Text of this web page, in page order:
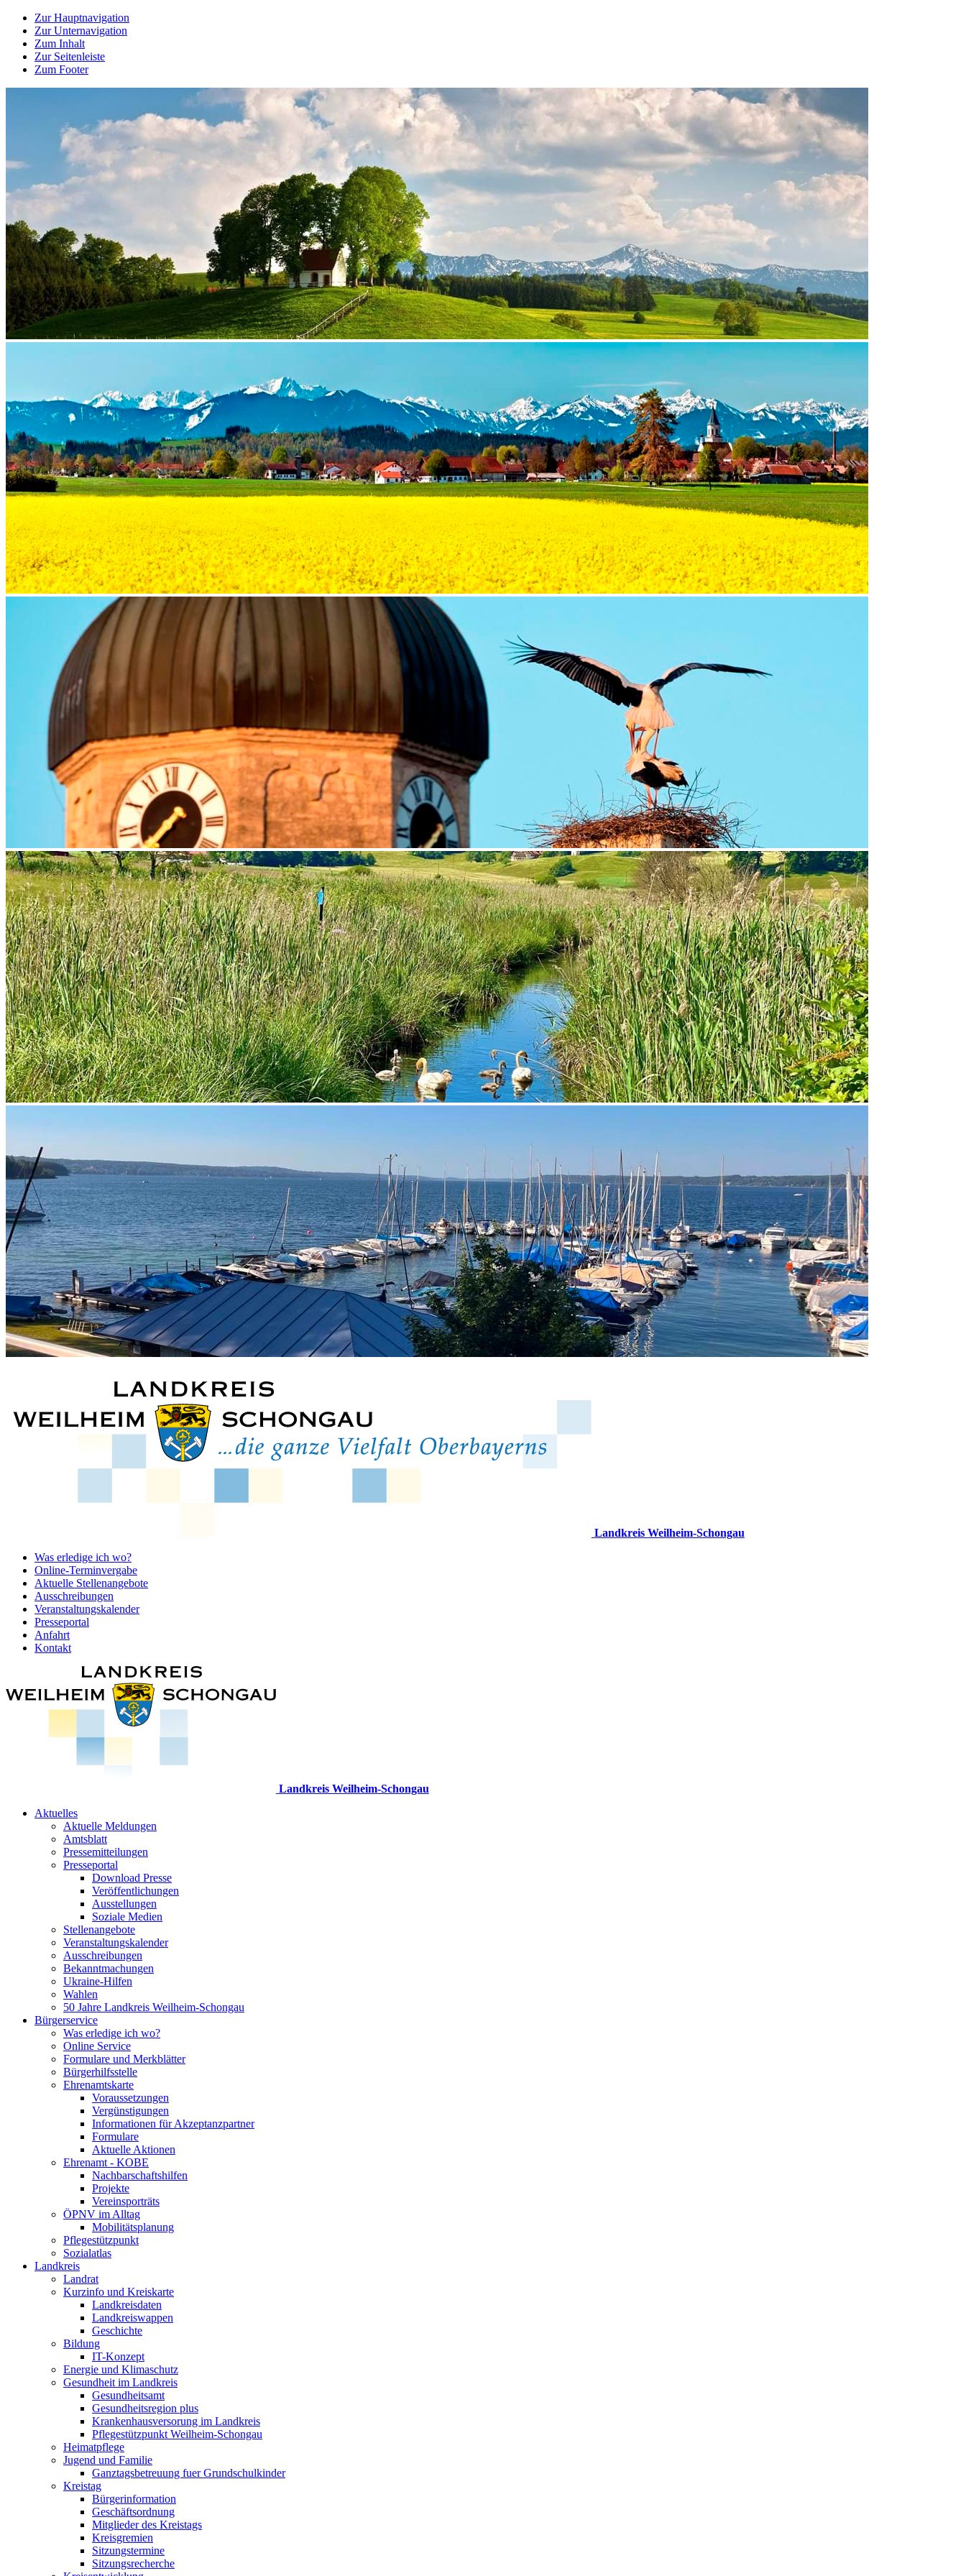
Zur Hauptnavigation
Zur Unternavigation
Zum Inhalt
Zur Seitenleiste
Zum Footer
Landkreis Weilheim-Schongau
Was erledige ich wo?
Online-Terminvergabe
Aktuelle Stellenangebote
Ausschreibungen
Veranstaltungskalender
Presseportal
Anfahrt
Kontakt
Landkreis Weilheim-Schongau
Aktuelles
Aktuelle Meldungen
Amtsblatt
Pressemitteilungen
Presseportal
Download Presse
Veröffentlichungen
Ausstellungen
Soziale Medien
Stellenangebote
Veranstaltungskalender
Ausschreibungen
Bekanntmachungen
Ukraine-Hilfen
Wahlen
50 Jahre Landkreis Weilheim-Schongau
Bürgerservice
Was erledige ich wo?
Online Service
Formulare und Merkblätter
Bürgerhilfsstelle
Ehrenamtskarte
Voraussetzungen
Vergünstigungen
Informationen für Akzeptanzpartner
Formulare
Aktuelle Aktionen
Ehrenamt - KOBE
Nachbarschaftshilfen
Projekte
Vereinsporträts
ÖPNV im Alltag
Mobilitätsplanung
Pflegestützpunkt
Sozialatlas
Landkreis
Landrat
Kurzinfo und Kreiskarte
Landkreisdaten
Landkreiswappen
Geschichte
Bildung
IT-Konzept
Energie und Klimaschutz
Gesundheit im Landkreis
Gesundheitsamt
Gesundheitsregion plus
Krankenhausversorung im Landkreis
Pflegestützpunkt Weilheim-Schongau
Heimatpflege
Jugend und Familie
Ganztagsbetreuung fuer Grundschulkinder
Kreistag
Bürgerinformation
Geschäftsordnung
Mitglieder des Kreistags
Kreisgremien
Sitzungstermine
Sitzungsrecherche